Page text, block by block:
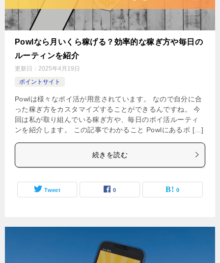
Powlなら月いくら稼げる？効率的な稼ぎ方や毎日の
ルーティンを紹介
更新日： 2025年4月19日
ポイントサイト
Powlは様々なポイ活が用意されています。 なので自分に合
った稼ぎ方をカスタマイズすることができるんですね。 今
回は私が取り組んでいる稼ぎ方や、毎日のポイ活ルーティ
ンを紹介します。 この記事でわかること Powlにあるポ […]
続きを読む
Tweet 0 0